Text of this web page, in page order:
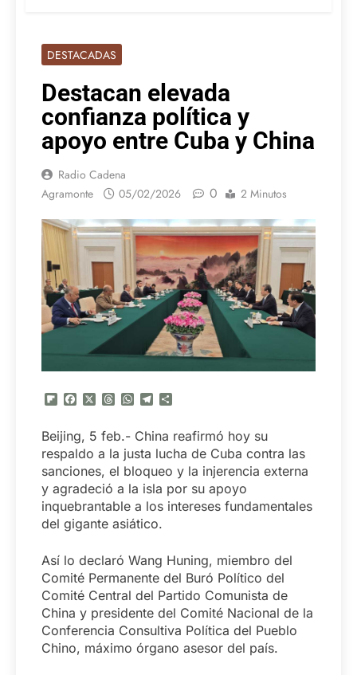
DESTACADAS
Destacan elevada
confianza política y
apoyo entre Cuba y China
Radio Cadena
Agramonte
05/02/2026 0 2 Minutos
Flipboard
FacebookThreadsWhatsApp
Telegram
Beijing, 5 feb.- China reafirmó hoy su
respaldo a la justa lucha de Cuba contra las
sanciones, el bloqueo y la injerencia externa
y agradeció a la isla por su apoyo
inquebrantable a los intereses fundamentales
del gigante asiático.
Así lo declaró Wang Huning, miembro del
Comité Permanente del Buró Político del
Comité Central del Partido Comunista de
China y presidente del Comité Nacional de la
Conferencia Consultiva Política del Pueblo
Chino, máximo órgano asesor del país.